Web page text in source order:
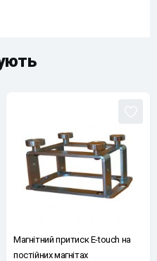
Магнітний притиск E-touch на
постійних магнітах